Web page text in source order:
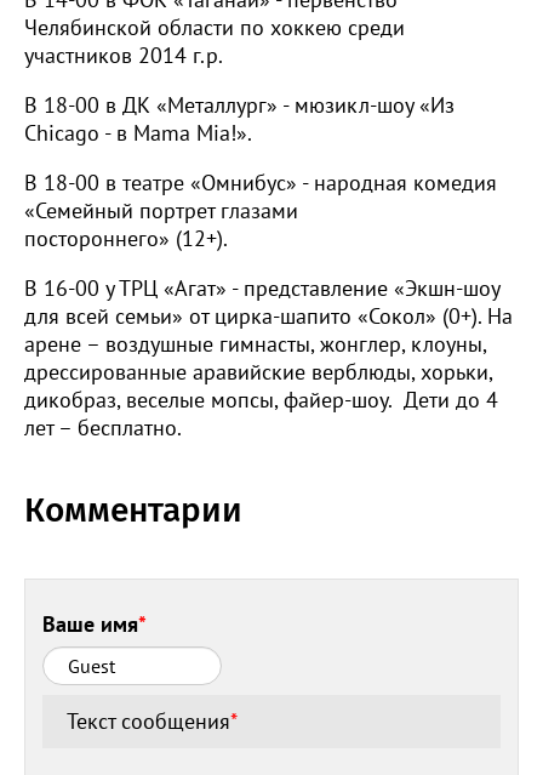
Челябинской области по хоккею среди
участников 2014 г.р.
В 18-00 в ДК «Металлург» - мюзикл-шоу «Из
Chicago - в Mama Mia!».
В 18-00 в театре «Омнибус» - народная комедия
«Семейный портрет глазами
постороннего» (12+).
В 16-00 у ТРЦ «Агат» - представление «Экшн-шоу
для всей семьи» от цирка-шапито «Сокол» (0+). На
арене – воздушные гимнасты, жонглер, клоуны,
дрессированные аравийские верблюды, хорьки,
дикобраз, веселые мопсы, файер-шоу. Дети до 4
лет – бесплатно.
Комментарии
Ваше имя*
Текст сообщения*